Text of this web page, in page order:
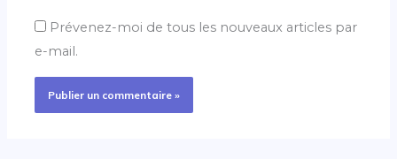
Prévenez-moi de tous les nouveaux articles par
e-mail.